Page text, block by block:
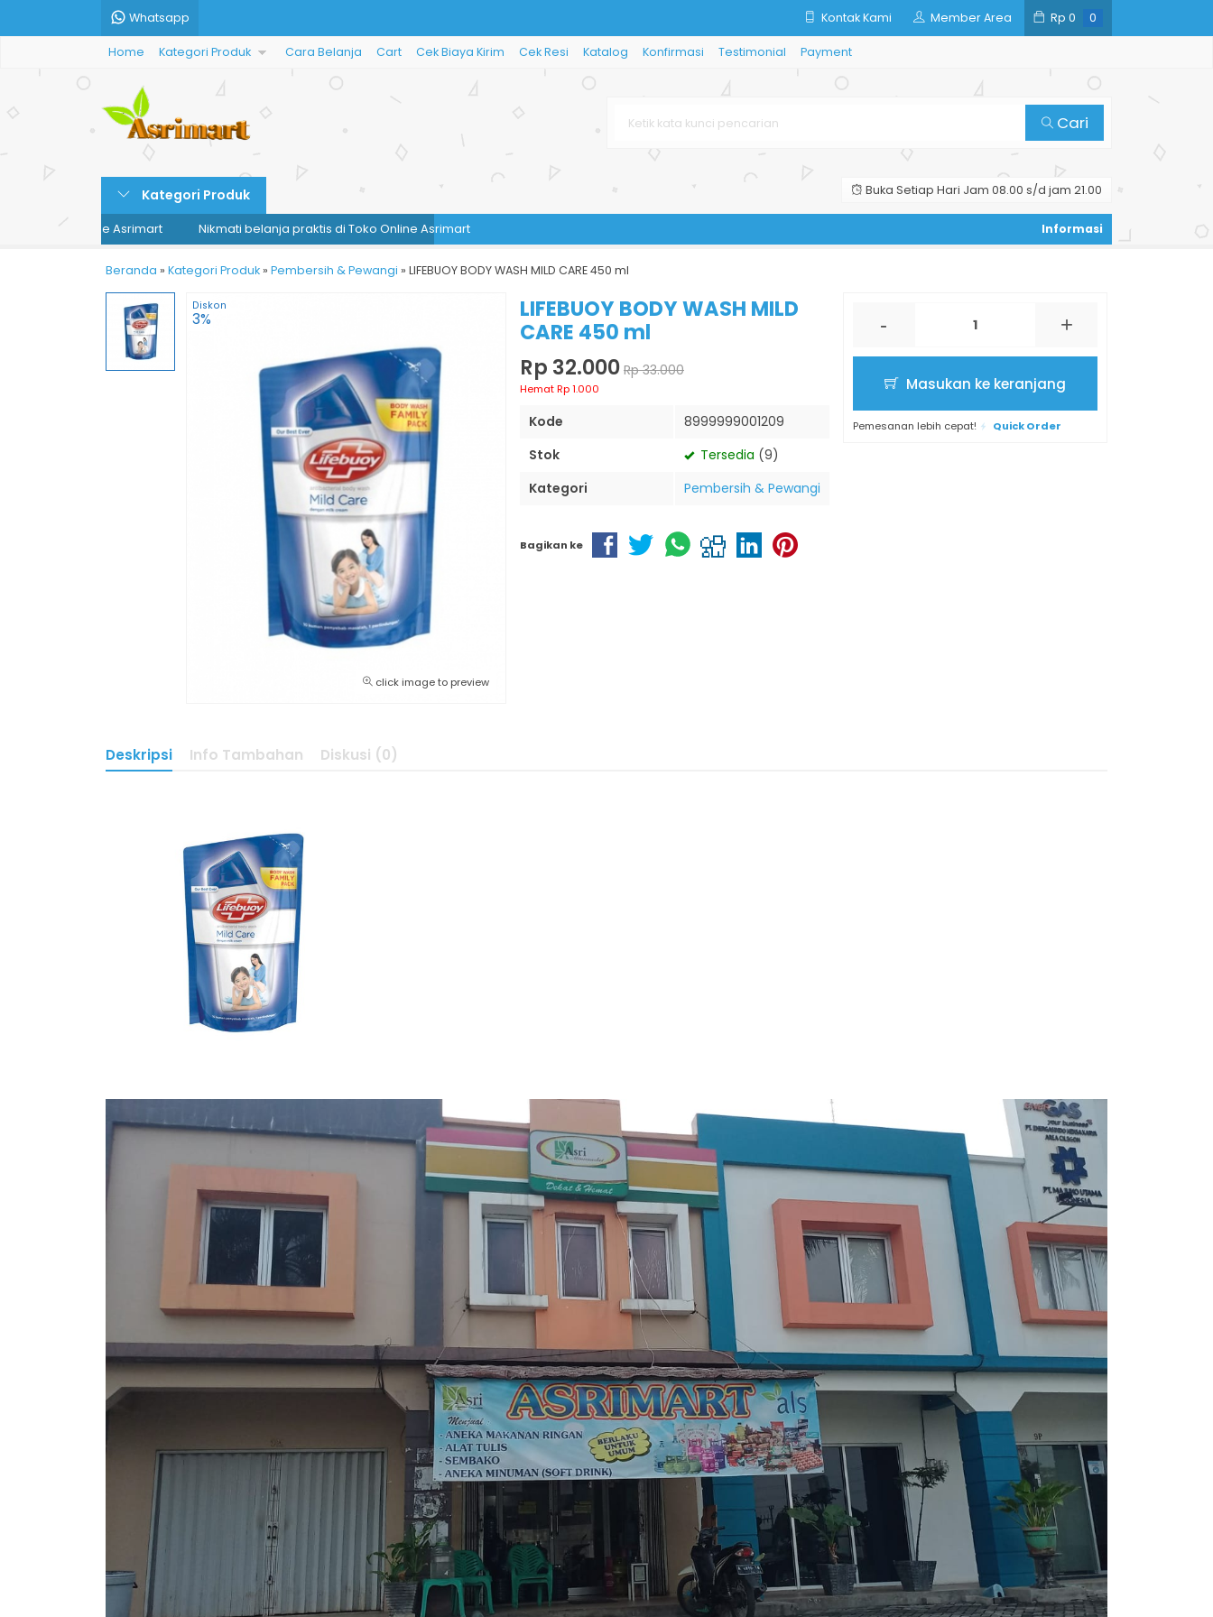
Whatsapp Kontak Kami Member Area Rp 0 0
Home Kategori Produk Cara Belanja Cart Cek Biaya Kirim Cek Resi Katalog Konfirmasi Testimonial Payment
Cari
Kategori Produk Buka Setiap Hari Jam 08.00 s/d jam 21.00
Online Asrimart Nikmati belanja praktis di Toko Online Asrimart
Beranda » Kategori Produk » Pembersih & Pewangi » LIFEBUOY BODY WASH MILD CARE 450 ml
click image to preview
Diskon
3%
LIFEBUOY BODY WASH MILD
CARE 450 ml
Rp 32.000 Rp 33.000
Hemat Rp 1.000
Kode
8999999001209
Stok
Tersedia (9)
Kategori
Pembersih & Pewangi
- +
Masukan ke keranjang
Pemesanan lebih cepat! Quick Order
Bagikan ke
Deskripsi Info Tambahan Diskusi (0)